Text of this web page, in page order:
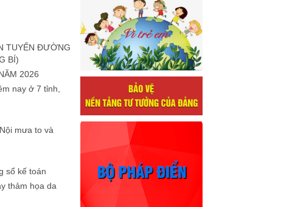
TUYẾN ĐƯỜNG
BÍ)
2026
nay ở 7 tỉnh,
mưa to và
sổ kế toán
thảm họa da